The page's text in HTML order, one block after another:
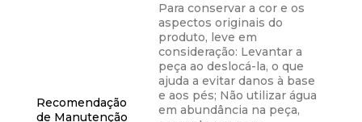
Recomendação
de Manutenção
Para conservar a cor e os
aspectos originais do
produto, leve em
consideração: Levantar a
peça ao deslocá-la, o que
ajuda a evitar danos à base
e aos pés; Não utilizar água
em abundância na peça,